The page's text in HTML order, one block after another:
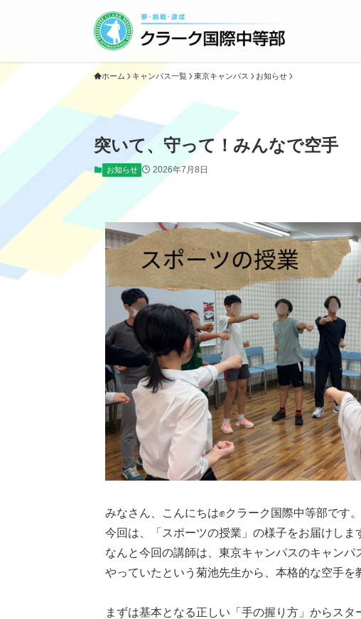
ホーム キャンパス一覧 東京キャンパス お知らせ
突いて、守って！みんなで空手
お知らせ 2026年7月8日
みなさん、こんにちは✊クラーク国際中等部です。
今回は、「スポーツの授業」の様子をお届けしま
なんと今回の講師は、東京キャンパスのキャン
やっていたという菊池先生から、本格的な空手
まずは基本となる正しい「手の握り方」からスタ